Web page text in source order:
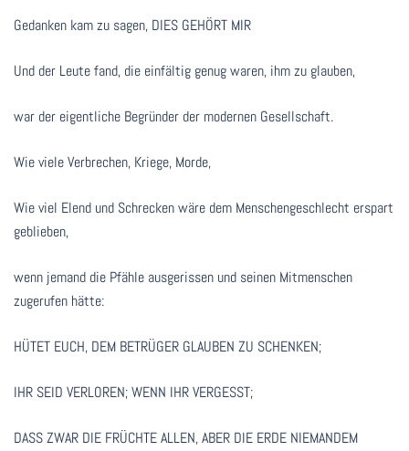
Gedanken kam zu sagen, DIES GEHÖRT MIR
Und der Leute fand, die einfältig genug waren, ihm zu glauben,
war der eigentliche Begründer der modernen Gesellschaft.
Wie viele Verbrechen, Kriege, Morde,
Wie viel Elend und Schrecken wäre dem Menschengeschlecht erspart
geblieben,
wenn jemand die Pfähle ausgerissen und seinen Mitmenschen
zugerufen hätte:
HÜTET EUCH, DEM BETRÜGER GLAUBEN ZU SCHENKEN;
IHR SEID VERLOREN; WENN IHR VERGESST;
DASS ZWAR DIE FRÜCHTE ALLEN, ABER DIE ERDE NIEMANDEM